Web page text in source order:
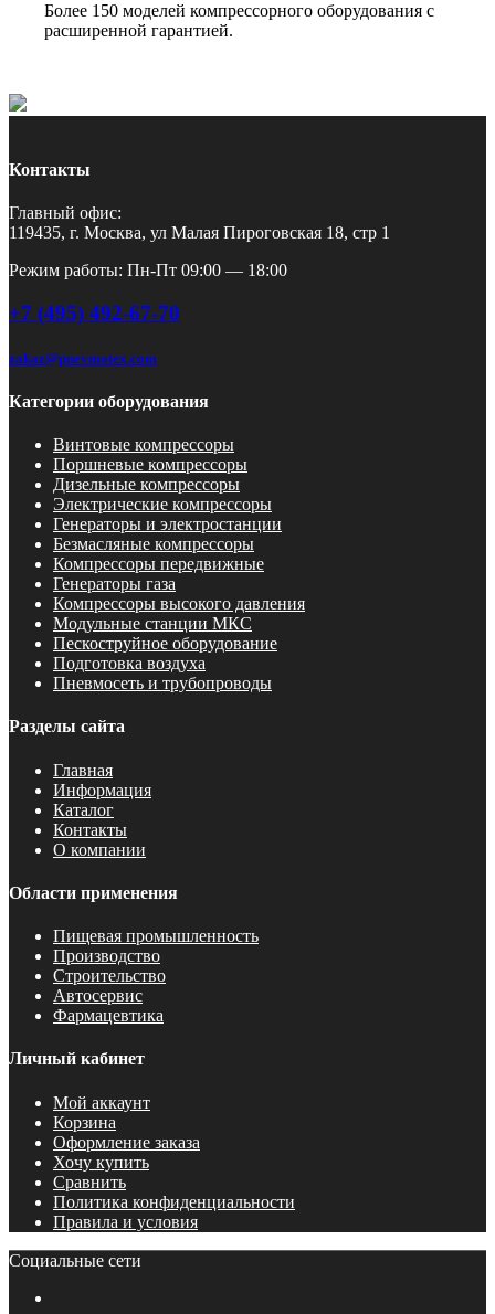
Более 150 моделей компрессорного оборудования с
расширенной гарантией.
Контакты
Главный офис:
119435, г. Москва, ул Малая Пироговская 18, стр 1
Режим работы: Пн-Пт 09:00 — 18:00
+7 (495) 492-67-70
zakaz@pnevmotex.com
Категории оборудования
Винтовые компрессоры
Поршневые компрессоры
Дизельные компрессоры
Электрические компрессоры
Генераторы и электростанции
Безмасляные компрессоры
Компрессоры передвижные
Генераторы газа
Компрессоры высокого давления
Модульные станции МКС
Пескоструйное оборудование
Подготовка воздуха
Пневмосеть и трубопроводы
Разделы сайта
Главная
Информация
Каталог
Контакты
О компании
Области применения
Пищевая промышленность
Производство
Строительство
Автосервис
Фармацевтика
Личный кабинет
Мой аккаунт
Корзина
Оформление заказа
Хочу купить
Сравнить
Политика конфиденциальности
Правила и условия
Социальные сети